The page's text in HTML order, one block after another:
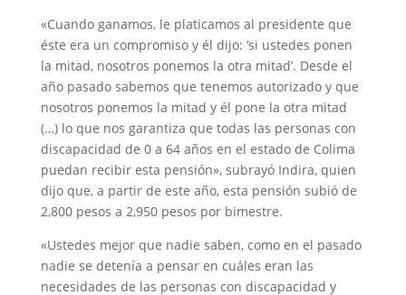
«Cuando ganamos, le platicamos al presidente que
éste era un compromiso y él dijo: ‘si ustedes ponen
la mitad, nosotros ponemos la otra mitad’. Desde el
año pasado sabemos que tenemos autorizado y que
nosotros ponemos la mitad y él pone la otra mitad
(…) lo que nos garantiza que todas las personas con
discapacidad de 0 a 64 años en el estado de Colima
puedan recibir esta pensión», subrayó Indira, quien
dijo que, a partir de este año, esta pensión subió de
2,800 pesos a 2,950 pesos por bimestre.
«Ustedes mejor que nadie saben, como en el pasado
nadie se detenía a pensar en cuáles eran las
necesidades de las personas con discapacidad y